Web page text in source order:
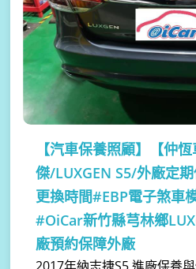
【汽車保養照顧】
【仲
傑/LUXGEN S5/外廠定
更換時間#EBP電子煞車
#OiCar新竹縣芎林鄉
廠預約保障外廠